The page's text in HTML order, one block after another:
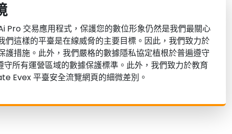
Pro 交易應用程式，保護您的數位形象仍然是我們最關心
們這樣的平臺是在線威脅的主要目標。因此，我們致力於
護措施。此外，我們嚴格的數據隱私協定植根於普遍遵守
守所有運營區域的數據保護標準。此外，我們致力於教育
Evex 平臺安全流覽網頁的細微差別。